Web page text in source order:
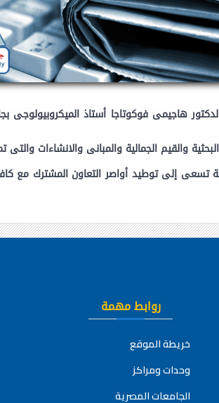
هاجيمى فوكوتاجا أستاذ الميكروبيولوجى
والقيم الجمالية والمبانى والانشاءات والتى
تسعى إلى توطيد أواصر التعاون المشترك مع
روابط مهمة
خريطة الموقع
وحدات ومراكز
الجامعات المصرية